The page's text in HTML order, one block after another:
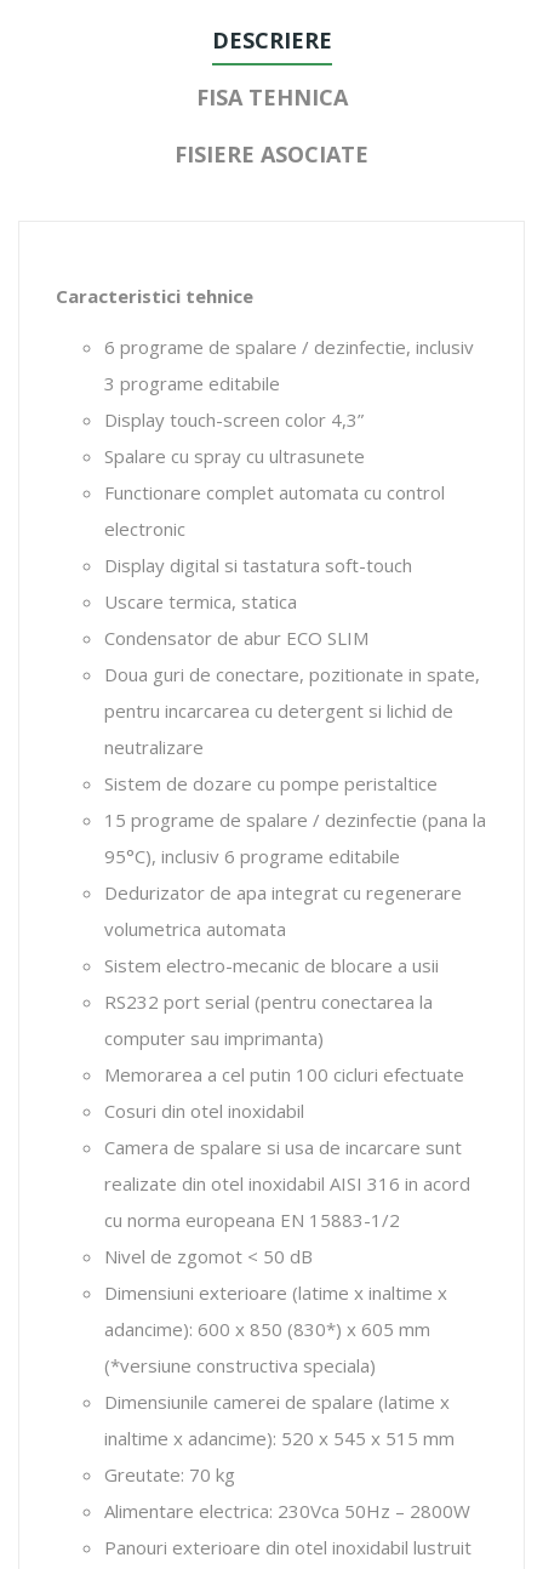
DESCRIERE
FISA TEHNICA
FISIERE ASOCIATE
Caracteristici tehnice
6 programe de spalare / dezinfectie, inclusiv
3 programe editabile
Display touch-screen color 4,3”
Spalare cu spray cu ultrasunete
Functionare complet automata cu control
electronic
Display digital si tastatura soft-touch
Uscare termica, statica
Condensator de abur ECO SLIM
Doua guri de conectare, pozitionate in spate,
pentru incarcarea cu detergent si lichid de
neutralizare
Sistem de dozare cu pompe peristaltice
15 programe de spalare / dezinfectie (pana la
95°C), inclusiv 6 programe editabile
Dedurizator de apa integrat cu regenerare
volumetrica automata
Sistem electro-mecanic de blocare a usii
RS232 port serial (pentru conectarea la
computer sau imprimanta)
Memorarea a cel putin 100 cicluri efectuate
Cosuri din otel inoxidabil
Camera de spalare si usa de incarcare sunt
realizate din otel inoxidabil AISI 316 in acord
cu norma europeana EN 15883-1/2
Nivel de zgomot < 50 dB
Dimensiuni exterioare (latime x inaltime x
adancime): 600 x 850 (830*) x 605 mm
(*versiune constructiva speciala)
Dimensiunile camerei de spalare (latime x
inaltime x adancime): 520 x 545 x 515 mm
Greutate: 70 kg
Alimentare electrica: 230Vca 50Hz – 2800W
Panouri exterioare din otel inoxidabil lustruit